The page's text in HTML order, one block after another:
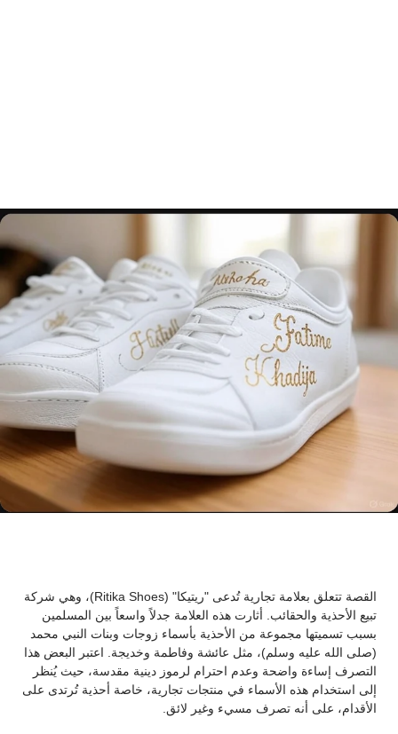
القصة تتعلق بعلامة تجارية تُدعى "ريتيكا" (Ritika Shoes)، وهي شركة
تبيع الأحذية والحقائب. أثارت هذه العلامة جدلاً واسعاً بين المسلمين
بسبب تسميتها مجموعة من الأحذية بأسماء زوجات وبنات النبي محمد
(صلى الله عليه وسلم)، مثل عائشة وفاطمة وخديجة. اعتبر البعض هذا
التصرف إساءة واضحة وعدم احترام لرموز دينية مقدسة، حيث يُنظر
إلى استخدام هذه الأسماء في منتجات تجارية، خاصة أحذية تُرتدى على
الأقدام، على أنه تصرف مسيء وغير لائق.